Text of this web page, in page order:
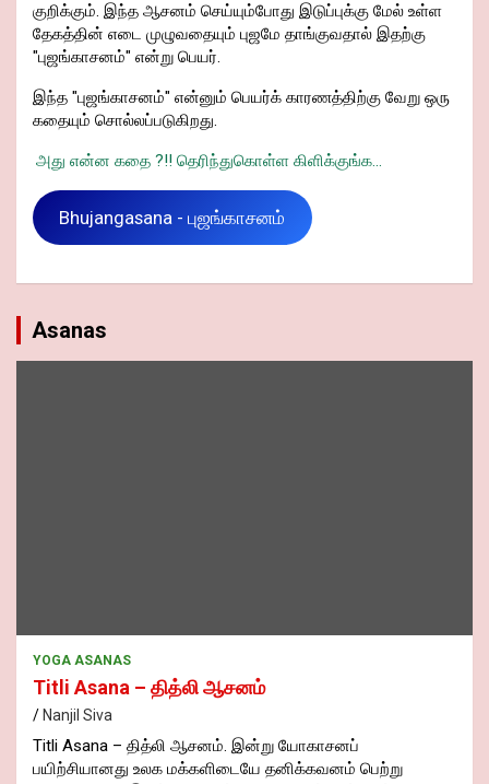
குறிக்கும். இந்த ஆசனம் செய்யும்போது இடுப்புக்கு மேல் உள்ள
தேகத்தின் எடை முழுவதையும் புஜமே தாங்குவதால் இதற்கு
"புஜங்காசனம்" என்று பெயர்.
இந்த "புஜங்காசனம்" என்னும் பெயர்க் காரணத்திற்கு வேறு ஒரு
கதையும் சொல்லப்படுகிறது.
அது என்ன கதை ?!! தெரிந்துகொள்ள கிளிக்குங்க...
Bhujangasana - புஜங்காசனம்
Asanas
YOGA ASANAS
Titli Asana – தித்லி ஆசனம்
Nanjil Siva
Titli Asana – தித்லி ஆசனம். இன்று யோகாசனப்
பயிற்சியானது உலக மக்களிடையே தனிக்கவனம் பெற்று